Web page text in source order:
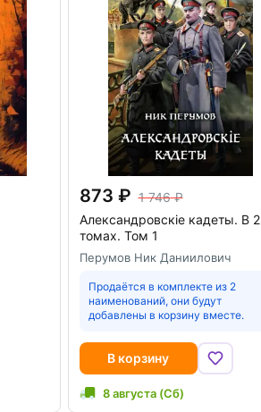
873
1 746
Александровскiе кадеты. В
томах. Том 1
Перумов Ник Даниилович
Продаётся в комплекте из 2
наименований, они будут
добавлены в корзину вместе.
В корзину
8 августа (Сб)